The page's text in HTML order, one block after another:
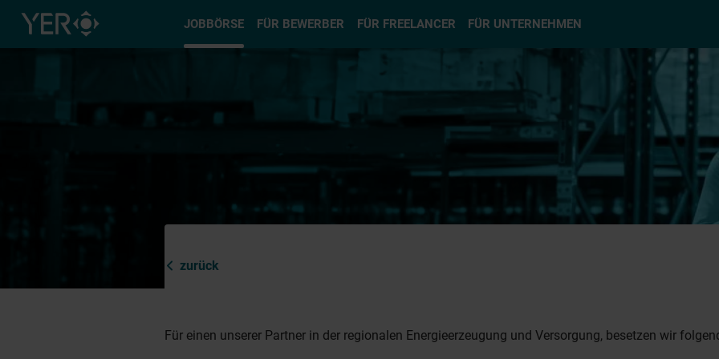
JOBBÖRSE FÜR BEWERBER FÜR FREELANCER FÜR UNTERNEHMEN
Typ auswählen
zurück
Für einen unserer Partner in der regionalen Energieerzeugung und Versorgung, besetzen wir